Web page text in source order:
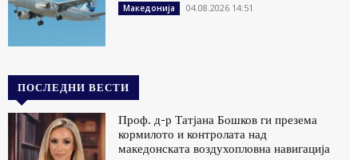
Македонија 04.08.2026 14:51
ПОСЛЕДНИ ВЕСТИ
Проф. д-р Татјана Бошков ги презема
кормилото и контролата над
македонската воздухопловна навигација